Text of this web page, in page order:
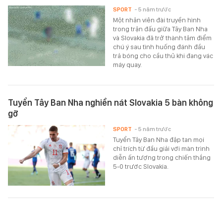
Một nhân viên đài truyền hình
trong trận đấu giữa Tây Ban Nha
và Slovakia đã trở thành tâm điểm
chú ý sau tình huống đánh đầu
trả bóng cho cầu thủ khi đang vác
máy quay.
SPORT - 5 năm trước
Tuyển Tây Ban Nha nghiền nát Slovakia 5 bàn không
gỡ
Tuyển Tây Ban Nha đập tan mọi
chỉ trích từ đầu giải với màn trình
diễn ấn tượng trong chiến thắng
5-0 trước Slovakia.
SPORT - 5 năm trước